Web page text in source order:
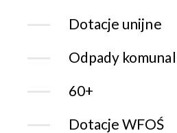
Dotacje unijne
Odpady
60+
Dotacje WFOŚ